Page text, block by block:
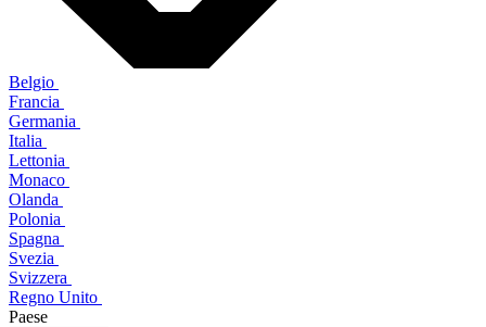
Belgio
Francia
Germania
Italia
Lettonia
Monaco
Olanda
Polonia
Spagna
Svezia
Svizzera
Regno Unito
Paese